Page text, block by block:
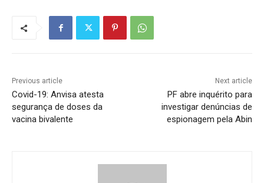
Previous article
Covid-19: Anvisa atesta
segurança de doses da
vacina bivalente
Next article
PF abre inquérito para
investigar denúncias de
espionagem pela Abin